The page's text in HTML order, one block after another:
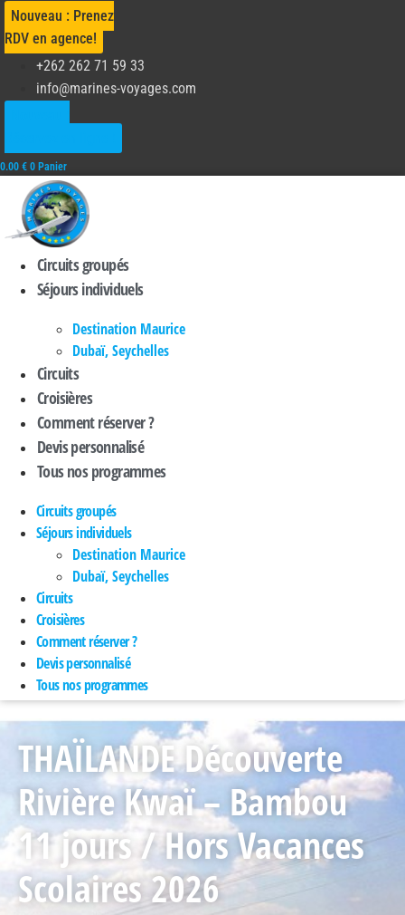
Aller
au
contenu
Nouveau : Prenez
RDV en agence!
+262 262 71 59 33
info@marines-voyages.com
0.00 € 0 Panier
Circuits groupés
Séjours individuels
Destination Maurice
Dubaï, Seychelles
Circuits
Croisières
Comment réserver ?
Devis personnalisé
Tous nos programmes
Circuits groupés
Séjours individuels
Destination Maurice
Dubaï, Seychelles
Circuits
Croisières
Comment réserver ?
Devis personnalisé
Tous nos programmes
THAÏLANDE Découverte
Rivière Kwaï – Bambou
11 jours / Hors Vacances
Scolaires 2026